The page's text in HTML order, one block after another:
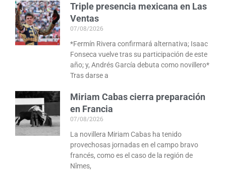
Triple presencia mexicana en Las
Ventas
07/08/2026
*Fermín Rivera confirmará alternativa; Isaac
Fonseca vuelve tras su participación de este
año; y, Andrés García debuta como novillero*
Tras darse a
Miriam Cabas cierra preparación
en Francia
07/08/2026
La novillera Miriam Cabas ha tenido
provechosas jornadas en el campo bravo
francés, como es el caso de la región de
Nîmes,